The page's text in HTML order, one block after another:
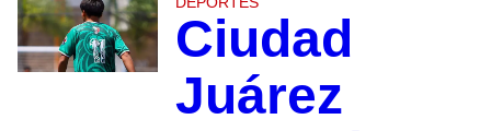
Ciudad
Juárez